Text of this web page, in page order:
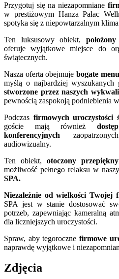
Przygotuj się na niezapomniane
w prestiżowym Hanza Pałac
spotyka się z niepowtarzalnym
Ten luksusowy obiekt,
oferuje wyjątkowe miejsce do
świątecznych.
Nasza oferta obejmujebogate
myślą o najbardziej wyszukanych
stworzone przez naszych
pewnością zaspokoją podniebienia
Podczas firmowych uroczystości
goście mają również
konferencyjnych
audiowizualny.
Ten obiekt, otoczony
możliwość pełnego relaksu w
SPA.
Niezależnie od wielkości Twojej
SPA jest w stanie dostosować
potrzeb, zapewniając kameralną
dla liczniejszych uroczystości.
Spraw, aby tegorocznefirmowe
naprawdę wyjątkowe i
Zdjęcia